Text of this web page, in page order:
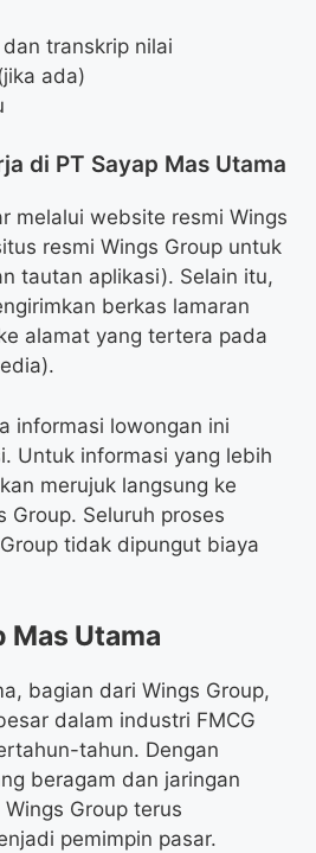
transkrip nilai
ada)
di PT Sayap Mas Utama
melalui website resmi Wings
resmi Wings Group untuk
tautan aplikasi). Selain itu,
berkas lamaran
alamat yang tertera pada
informasi lowongan ini
Untuk informasi yang lebih
merujuk langsung ke
Group. Seluruh proses
tidak dipungut biaya
Mas Utama
bagian dari Wings Group,
dalam industri FMCG
tahun. Dengan
beragam dan jaringan
Group terus
pemimpin pasar.